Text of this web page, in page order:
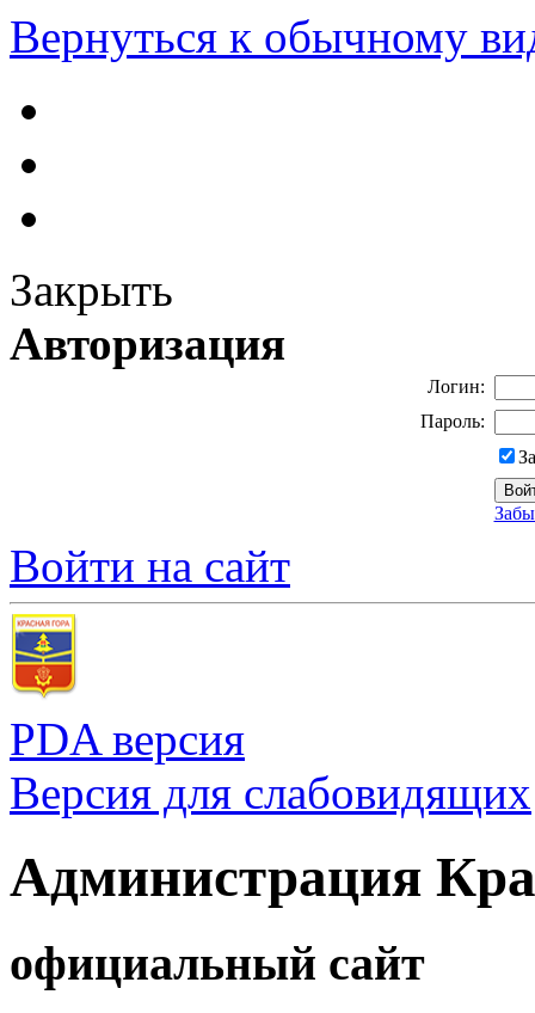
Вернуться к обычному
Закрыть
Авторизация
Логин:
Пароль:
Войти на сайт
PDA версия
Версия для слабовидящих
Администрация
официальный сайт